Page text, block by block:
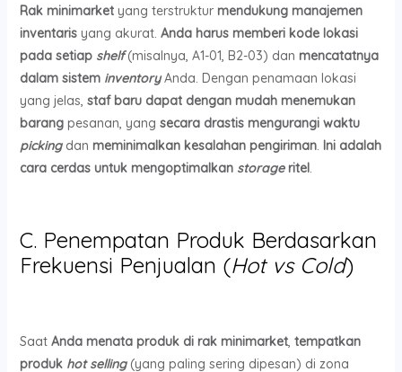
Rak minimarketyang terstruktur mendukung manajemen
inventarisyang akurat. Anda harus memberi kode lokasi
pada setiap shelf(misalnya, A1-01, B2-03) dan mencatatnya
dalam sistem inventoryAnda. Dengan penamaan lokasi
yang jelas, staf baru dapat dengan mudah menemukan
barangpesanan, yang secara drastis mengurangi waktu
pickingdan meminimalkan kesalahan pengiriman. Ini adalah
cara cerdas untuk mengoptimalkan storageritel.
C. Penempatan Produk Berdasarkan
Frekuensi Penjualan (Hot vs Cold)
Saat Anda menata produk di rak minimarket, tempatkan
produk hot selling(yang paling sering dipesan) di zona